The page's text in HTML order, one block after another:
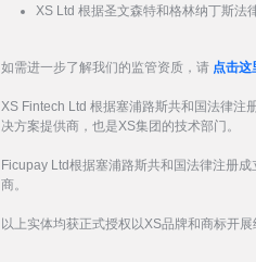
XS Ltd 根据圣文森特和格林纳丁斯法
如需进一步了解我们的监管资质，请 点击这
XS Fintech Ltd 根据塞浦路斯共和国法律注
决方案提供商，也是XS集团的技术部门。
Ficupay Ltd根据塞浦路斯共和国法律注册
商。
以上实体均获正式授权以XS品牌和商标开展